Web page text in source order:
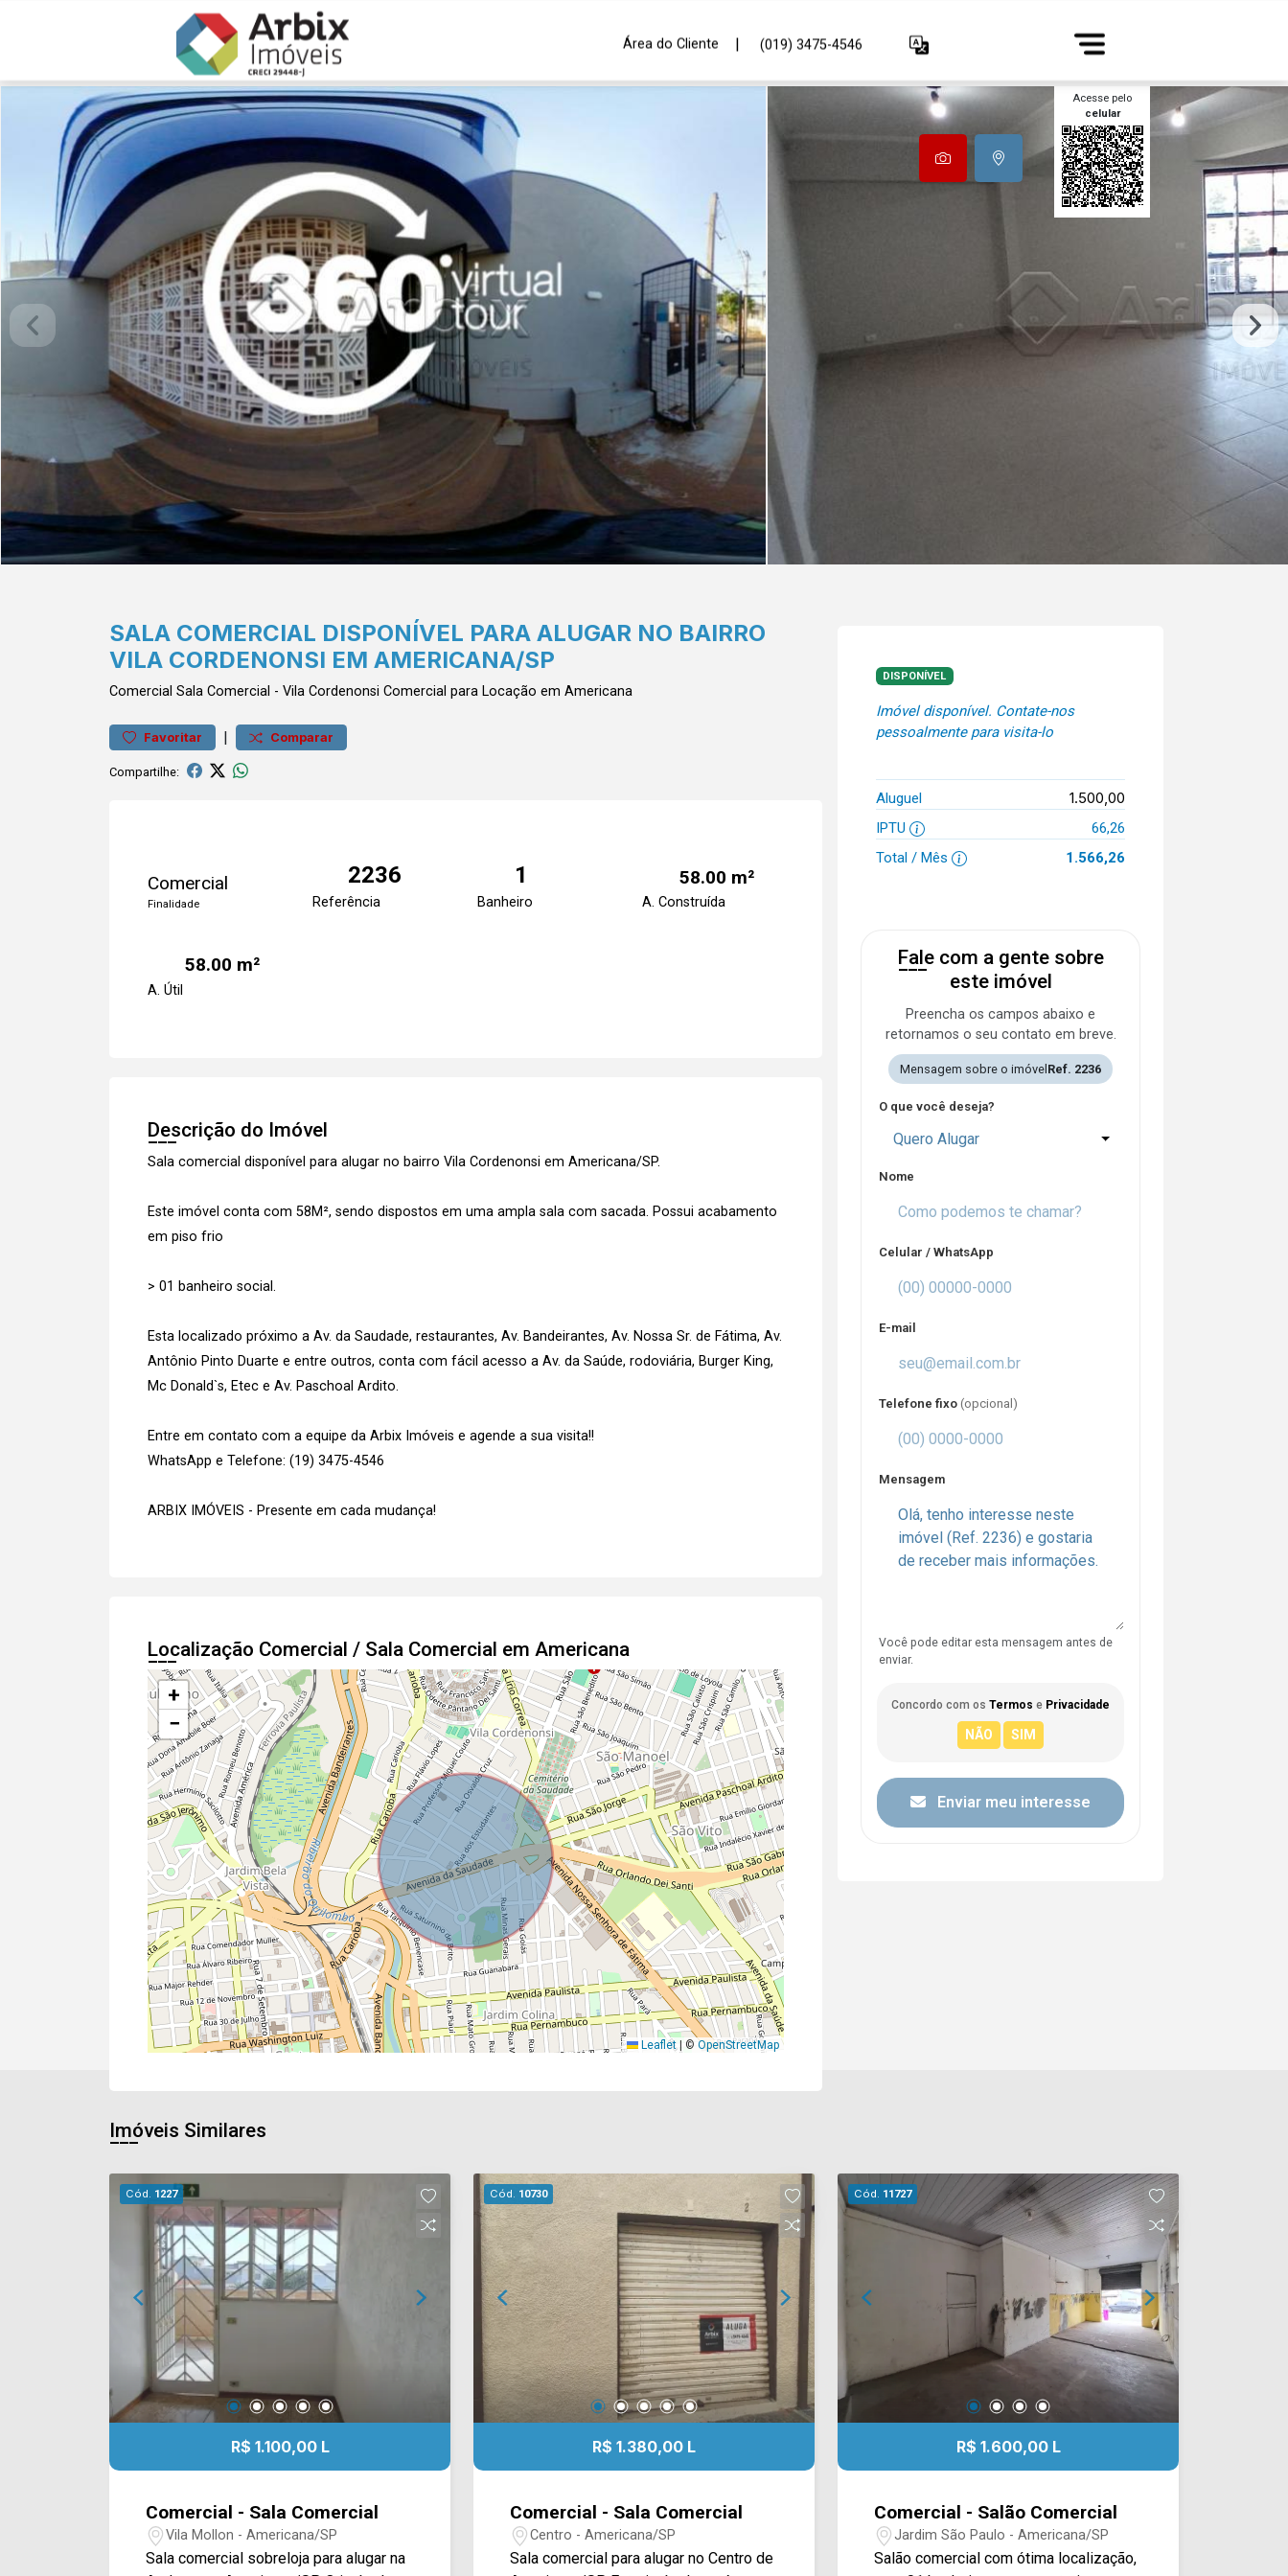
Área do Cliente | (019) 3475-4546
Acesse pelo
celular
SALA COMERCIAL DISPONÍVEL PARA ALUGAR NO BAIRRO
VILA CORDENONSI EM AMERICANA/SP
Comercial Sala Comercial - Vila Cordenonsi Comercial para Locação em Americana
Favoritar | Comparar
Compartilhe:
Comercial
Finalidade
2236
Referência
1
Banheiro
58.00 m²
A. Construída
58.00 m²
A. Útil
Descrição do Imóvel
Sala comercial disponível para alugar no bairro Vila Cordenonsi em Americana/SP.
Este imóvel conta com 58M², sendo dispostos em uma ampla sala com sacada. Possui acabamento
em piso frio
> 01 banheiro social.
Esta localizado próximo a Av. da Saudade, restaurantes, Av. Bandeirantes, Av. Nossa Sr. de Fátima, Av.
Antônio Pinto Duarte e entre outros, conta com fácil acesso a Av. da Saúde, rodoviária, Burger King,
Mc Donald`s, Etec e Av. Paschoal Ardito.
Entre em contato com a equipe da Arbix Imóveis e agende a sua visita!!
WhatsApp e Telefone: (19) 3475-4546
ARBIX IMÓVEIS - Presente em cada mudança!
Localização Comercial / Sala Comercial em Americana
+
−
Leaflet | © OpenStreetMap
DISPONÍVEL
Imóvel disponível. Contate-nos
pessoalmente para visita-lo
Aluguel 1.500,00
IPTU
66,26
Total / Mês
1.566,26
Fale com a gente sobre
este imóvel
Preencha os campos abaixo e
retornamos o seu contato em breve.
Mensagem sobre o imóvel Ref. 2236
O que você deseja?
Quero Alugar
Nome
Celular / WhatsApp
E-mail
Telefone fixo (opcional)
Mensagem
Você pode editar esta mensagem antes de
enviar.
Concordo com os Termos e Privacidade
Enviar meu interesse
Imóveis Similares
Cód. 1227
R$ 1.100,00 L
Comercial - Sala Comercial
Vila Mollon - Americana/SP
Sala comercial sobreloja para alugar na
Cód. 10730
R$ 1.380,00 L
Comercial - Sala Comercial
Centro - Americana/SP
Sala comercial para alugar no Centro de
Cód. 11727
R$ 1.600,00 L
Comercial - Salão Comercial
Jardim São Paulo - Americana/SP
Salão comercial com ótima localização,